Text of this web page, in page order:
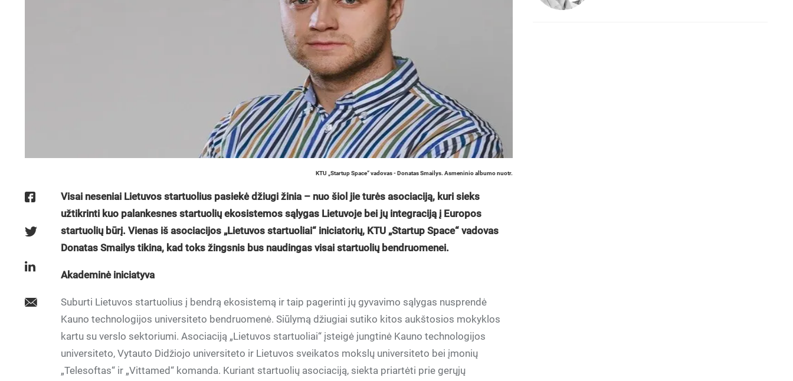
KTU „Startup Space“ vadovas - Donatas Smailys. Asmeninio albumo nuotr.
Visai neseniai Lietuvos startuolius pasiekė džiugi žinia – nuo šiol jie turės asociaciją, kuri sieks
užtikrinti kuo palankesnes startuolių ekosistemos sąlygas Lietuvoje bei jų integraciją į Europos
startuolių būrį. Vienas iš asociacijos „Lietuvos startuoliai“ iniciatorių, KTU „Startup Space“ vadovas
Donatas Smailys tikina, kad toks žingsnis bus naudingas visai startuolių bendruomenei.
Akademinė iniciatyva
Suburti Lietuvos startuolius į bendrą ekosistemą ir taip pagerinti jų gyvavimo sąlygas nusprendė
Kauno technologijos universiteto bendruomenė. Siūlymą džiugiai sutiko kitos aukštosios mokyklos
kartu su verslo sektoriumi. Asociaciją „Lietuvos startuoliai“ įsteigė jungtinė Kauno technologijos
universiteto, Vytauto Didžiojo universiteto ir Lietuvos sveikatos mokslų universiteto bei įmonių
„Telesoftas“ ir „Vittamed“ komanda. Kuriant startuolių asociaciją, siekta priartėti prie gerųjų